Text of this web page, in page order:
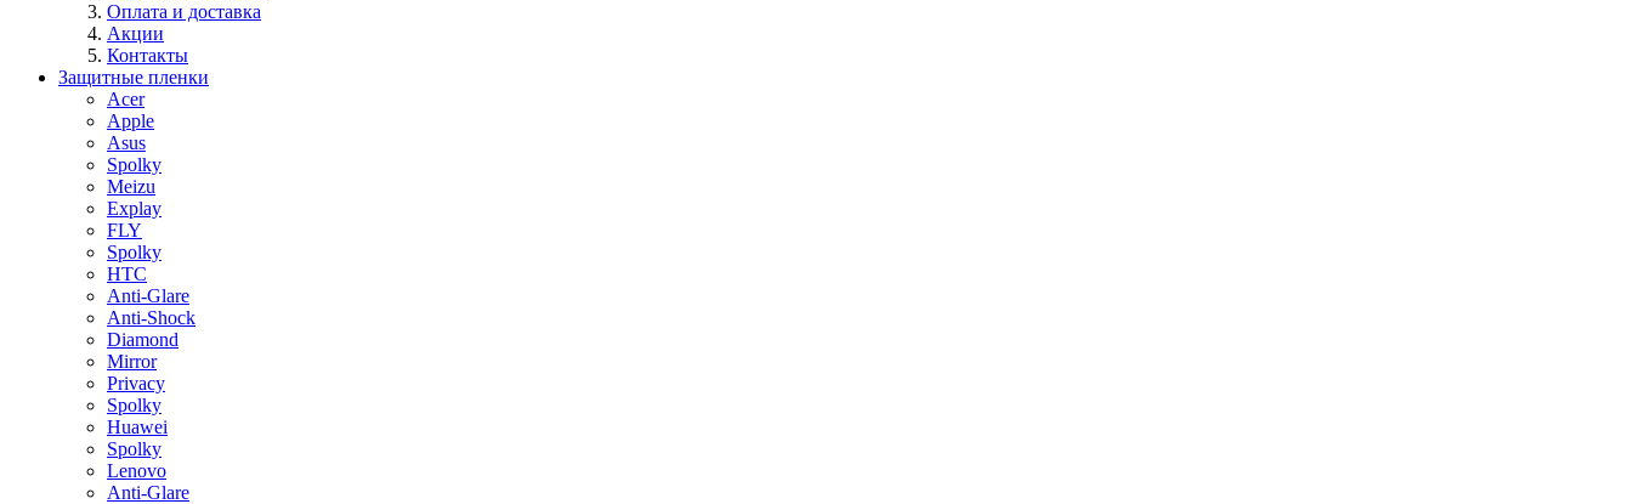
Оплата и доставка
Акции
Контакты
Защитные пленки
Acer
Apple
Asus
Spolky
Meizu
Explay
FLY
Spolky
HTC
Anti-Glare
Anti-Shock
Diamond
Mirror
Privacy
Spolky
Huawei
Spolky
Lenovo
Anti-Glare